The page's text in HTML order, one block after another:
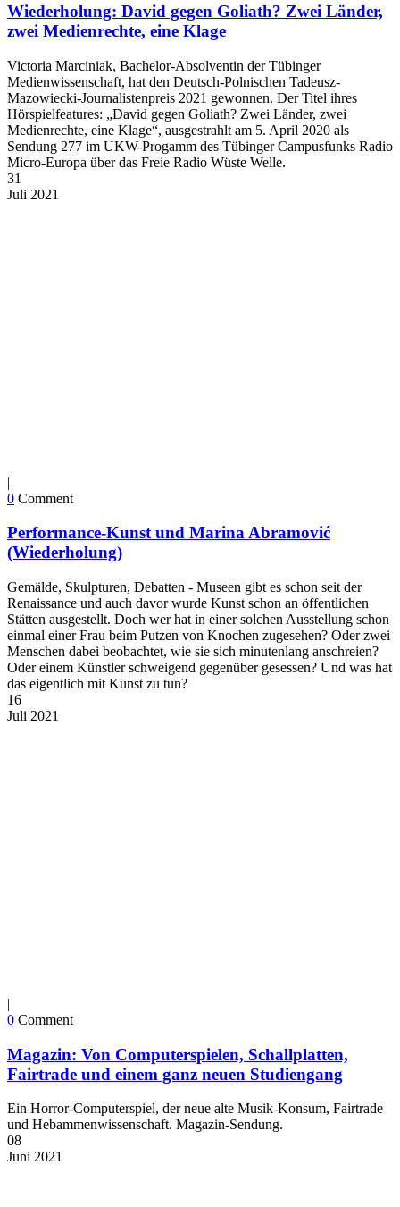
Wiederholung: David gegen Goliath? Zwei Länder,
zwei Medienrechte, eine Klage
Victoria Marciniak, Bachelor-Absolventin der Tübinger
Medienwissenschaft, hat den Deutsch-Polnischen Tadeusz-
Mazowiecki-Journalistenpreis 2021 gewonnen. Der Titel ihres
Hörspielfeatures: „David gegen Goliath? Zwei Länder, zwei
Medienrechte, eine Klage“, ausgestrahlt am 5. April 2020 als
Sendung 277 im UKW-Progamm des Tübinger Campusfunks Radio
Micro-Europa über das Freie Radio Wüste Welle.
31
Juli 2021
|
0 Comment
Performance-Kunst und Marina Abramović
(Wiederholung)
Gemälde, Skulpturen, Debatten - Museen gibt es schon seit der
Renaissance und auch davor wurde Kunst schon an öffentlichen
Stätten ausgestellt. Doch wer hat in einer solchen Ausstellung schon
einmal einer Frau beim Putzen von Knochen zugesehen? Oder zwei
Menschen dabei beobachtet, wie sie sich minutenlang anschreien?
Oder einem Künstler schweigend gegenüber gesessen? Und was hat
das eigentlich mit Kunst zu tun?
16
Juli 2021
|
0 Comment
Magazin: Von Computerspielen, Schallplatten,
Fairtrade und einem ganz neuen Studiengang
Ein Horror-Computerspiel, der neue alte Musik-Konsum, Fairtrade
und Hebammenwissenschaft. Magazin-Sendung.
08
Juni 2021